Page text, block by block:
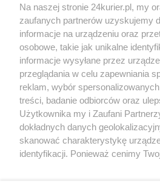
2021 - sierpień (4)
2021 - lipiec (5)
2021 - czerwiec (4)
2021 - maj (4)
2021 - kwiecień (5)
2021 - marzec (4)
2021 - luty (4)
2021 - styczeń (4)
Na naszej stronie 24kurier.pl, my
zaufanych partnerów uzyskujemy
informacje na urządzeniu oraz
osobowe, takie jak unikalne
informacje wysyłane przez
przeglądania w celu zapewniania
reklam, wybór
treści, badanie odbiorców oraz
Użytkownika my i Zaufani
dokładnych danych
skanować charakterystykę
identyfikacji. Ponieważ cenimy